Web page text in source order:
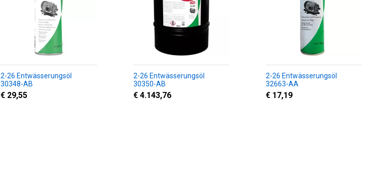
2-26 Entwässerungsöl
30348-AB
€ 29,55
2-26 Entwässerungsöl
30350-AB
€ 4.143,76
2-26 Entwässerungsöl
32663-AA
€ 17,19